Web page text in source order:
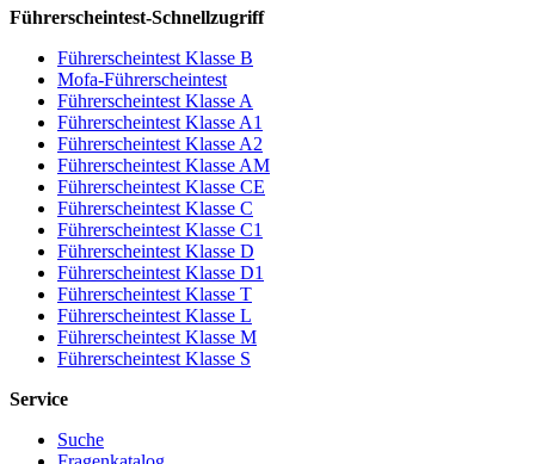
Führerscheintest-Schnellzugriff
Führerscheintest Klasse B
Mofa-Führerscheintest
Führerscheintest Klasse A
Führerscheintest Klasse A1
Führerscheintest Klasse A2
Führerscheintest Klasse AM
Führerscheintest Klasse CE
Führerscheintest Klasse C
Führerscheintest Klasse C1
Führerscheintest Klasse D
Führerscheintest Klasse D1
Führerscheintest Klasse T
Führerscheintest Klasse L
Führerscheintest Klasse M
Führerscheintest Klasse S
Service
Suche